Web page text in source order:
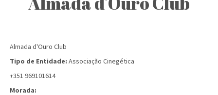
Almada d'Ouro Club
Tipo de Entidade: Associação Cinegética
+351 969101614
Morada: